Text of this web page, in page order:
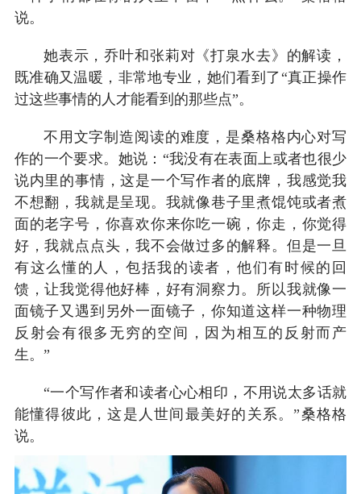
说。
她表示，乔叶和张莉对《打泉水去》的解读，
既准确又温暖，非常地专业，她们看到了“真正操作
过这些事情的人才能看到的那些点”。
不用文字制造阅读的难度，是桑格格内心对写
作的一个要求。她说：“我没有在表面上或者也很少
说内里的事情，这是一个写作者的底牌，我感觉我
不想翻，我就是呈现。我就像巷子里煮馄饨或者煮
面的老字号，你喜欢你来你吃一碗，你走，你觉得
好，我就点点头，我不会做过多的解释。但是一旦
有这么懂的人，包括我的读者，他们有时候的回
馈，让我觉得他好棒，好有洞察力。所以我就像一
面镜子又遇到另外一面镜子，你知道这样一种物理
反射会有很多无穷的空间，因为相互的反射而产
生。”
“一个写作者和读者心心相印，不用说太多话就
能懂得彼此，这是人世间最美好的关系。”桑格格
说。